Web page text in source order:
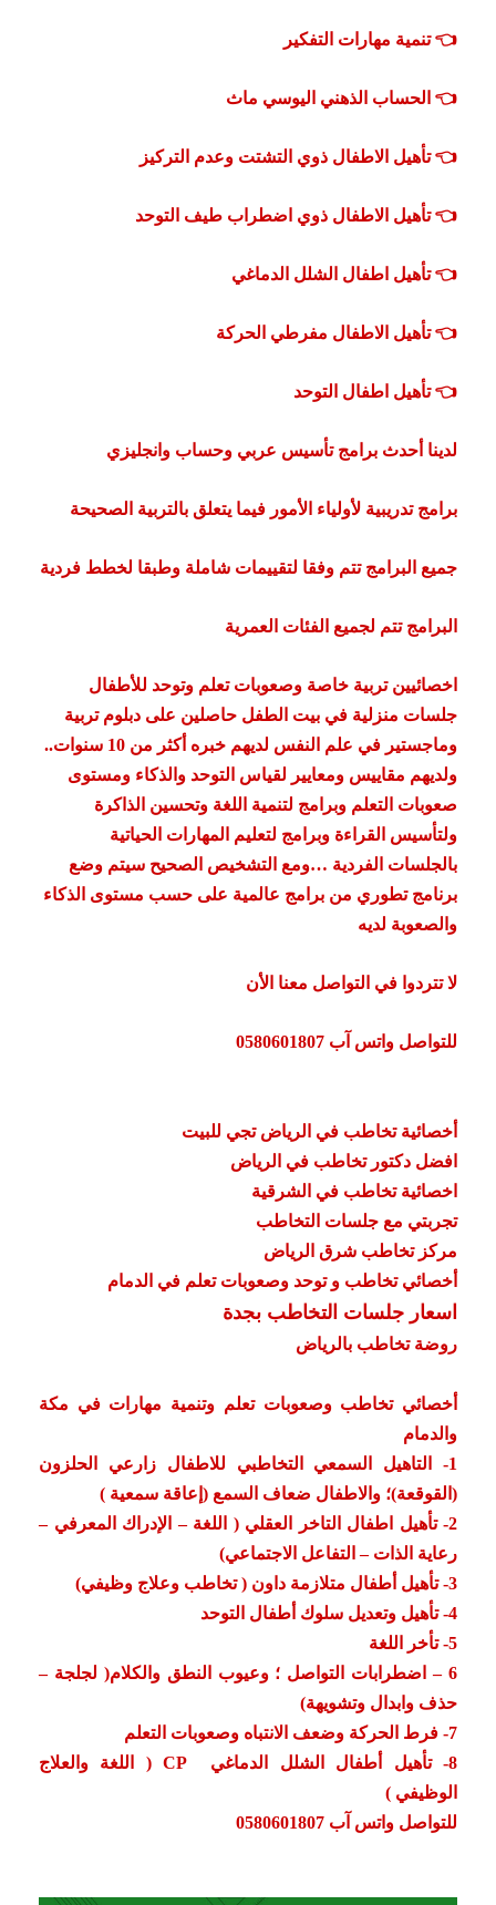
👈 تنمية مهارات التفكير
👈 الحساب الذهني اليوسي ماث
👈 تأهيل الاطفال ذوي التشتت وعدم التركيز
👈 تأهيل الاطفال ذوي اضطراب طيف التوحد
👈 تأهيل اطفال الشلل الدماغي
👈 تأهيل الاطفال مفرطي الحركة
👈 تأهيل اطفال التوحد
لدينا أحدث برامج تأسيس عربي وحساب وانجليزي
برامج تدريبية لأولياء الأمور فيما يتعلق بالتربية الصحيحة
جميع البرامج تتم وفقا لتقييمات شاملة وطبقا لخطط فردية
البرامج تتم لجميع الفئات العمرية
اخصائيين تربية خاصة وصعوبات تعلم وتوحد للأطفال
جلسات منزلية في بيت الطفل حاصلين على دبلوم تربية
وماجستير في علم النفس لديهم خبره أكثر من 10 سنوات..
ولديهم مقاييس ومعايير لقياس التوحد والذكاء ومستوى
صعوبات التعلم وبرامج لتنمية اللغة وتحسين الذاكرة
ولتأسيس القراءة وبرامج لتعليم المهارات الحياتية
بالجلسات الفردية …ومع التشخيص الصحيح سيتم وضع
برنامج تطوري من برامج عالمية على حسب مستوى الذكاء
والصعوبة لديه
لا تتردوا في التواصل معنا الأن
للتواصل واتس آب 0580601807
أخصائية تخاطب في الرياض تجي للبيت
افضل دكتور تخاطب في الرياض
اخصائية تخاطب في الشرقية
تجربتي مع جلسات التخاطب
مركز تخاطب شرق الرياض
أخصائي تخاطب و توحد وصعوبات تعلم في الدمام
اسعار جلسات التخاطب بجدة
روضة تخاطب بالرياض
أخصائي تخاطب وصعوبات تعلم وتنمية مهارات في مكة
والدمام
1- التاهيل السمعي التخاطبي للاطفال زارعي الحلزون
(القوقعة)؛ والاطفال ضعاف السمع (إعاقة سمعية )
2- تأهيل اطفال التاخر العقلي ( اللغة – الإدراك المعرفي –
رعاية الذات – التفاعل الاجتماعي)
3- تأهيل أطفال متلازمة داون ( تخاطب وعلاج وظيفي)
4- تأهيل وتعديل سلوك أطفال التوحد
5- تأخر اللغة
6 – اضطرابات التواصل ؛ وعيوب النطق والكلام( لجلجة –
حذف وابدال وتشويهة)
7- فرط الحركة وضعف الانتباه وصعوبات التعلم
8- تأهيل أطفال الشلل الدماغي CP ( اللغة والعلاج
الوظيفي )
للتواصل واتس آب 0580601807